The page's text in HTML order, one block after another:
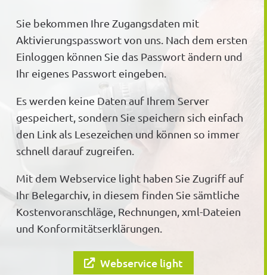
Sie bekommen Ihre Zugangsdaten mit
Aktivierungspasswort von uns. Nach dem ersten
Einloggen können Sie das Passwort ändern und
Ihr eigenes Passwort eingeben.
Es werden keine Daten auf Ihrem Server
gespeichert, sondern Sie speichern sich einfach
den Link als Lesezeichen und können so immer
schnell darauf zugreifen.
Mit dem Webservice light haben Sie Zugriff auf
Ihr Belegarchiv, in diesem finden Sie sämtliche
Kostenvoranschläge, Rechnungen, xml-Dateien
und Konformitätserklärungen.
Webservice light